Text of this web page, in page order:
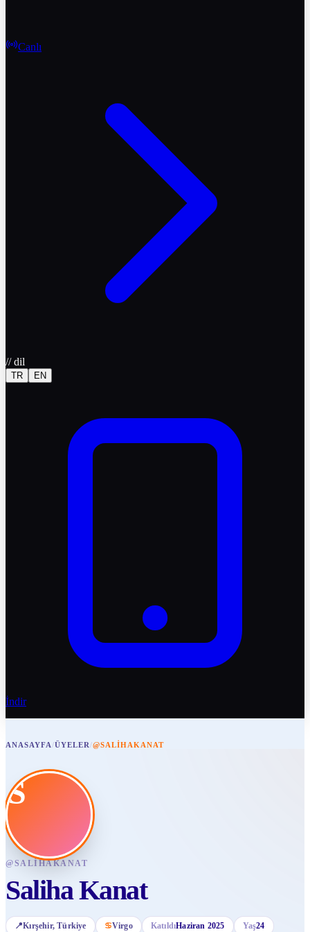
Canlı
//dil
TR EN
İndir
ANASAYFA/ÜYELER/@SALIHAKANAT
S
@SALIHAKANAT
Saliha Kanat
📍Kırşehir, Türkiye ♋Virgo KatıldıHaziran 2025 Yaş24